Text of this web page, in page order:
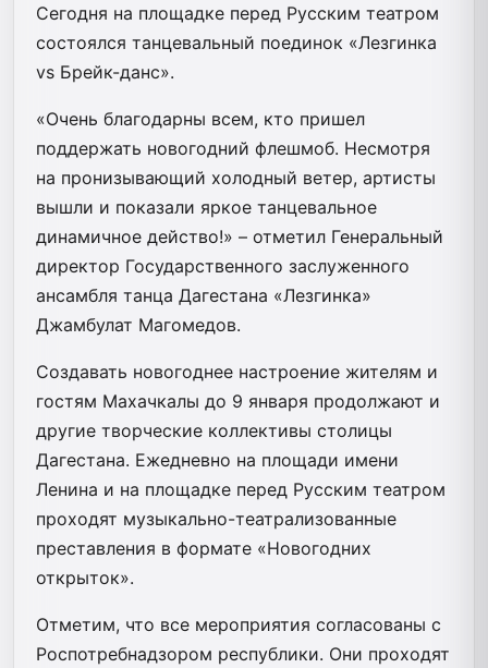
Сегодня на площадке перед Русским театром
состоялся танцевальный поединок «Лезгинка
vs Брейк-данс».
«Очень благодарны всем, кто пришел
поддержать новогодний флешмоб. Несмотря
на пронизывающий холодный ветер, артисты
вышли и показали яркое танцевальное
динамичное действо!» – отметил Генеральный
директор Государственного заслуженного
ансамбля танца Дагестана «Лезгинка»
Джамбулат Магомедов.
Создавать новогоднее настроение жителям и
гостям Махачкалы до 9 января продолжают и
другие творческие коллективы столицы
Дагестана. Ежедневно на площади имени
Ленина и на площадке перед Русским театром
проходят музыкально-театрализованные
преставления в формате «Новогодних
открыток».
Отметим, что все мероприятия согласованы с
Роспотребнадзором республики. Они проходят